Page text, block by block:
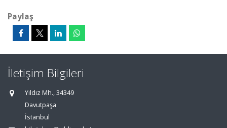
Paylaş
İletişim Bilgileri
Yıldız Mh., 34349
Davutpaşa
İstanbul